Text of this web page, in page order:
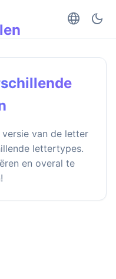
language dark_mode
van de letter
lettertypes.
en overal te